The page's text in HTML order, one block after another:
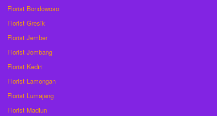
Florist Bondowoso
Florist Gresik
Florist Jember
Florist Jombang
Florist Kediri
Florist Lamongan
Florist Lumajang
Florist Madiun